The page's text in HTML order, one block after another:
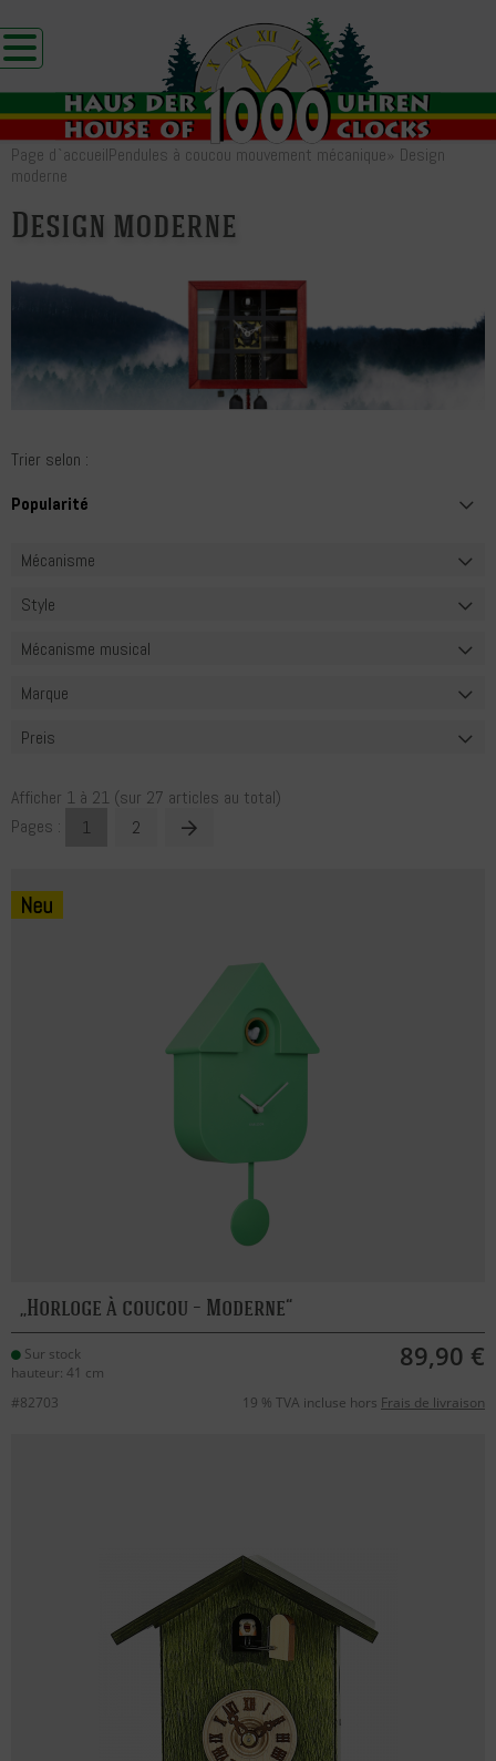
Page d`accueilPendules à coucou mouvement mécanique» Design
moderne
Design moderne
Trier selon :
Mécanisme
Style
Mécanisme musical
Marque
Preis
Afficher 1 à 21 (sur 27 articles au total)
Pages :
1 2
Horloge à coucou – Moderne
Sur stock
hauteur: 41 cm
89,90 €
#82703 19 % TVA incluse hors Frais de livraison